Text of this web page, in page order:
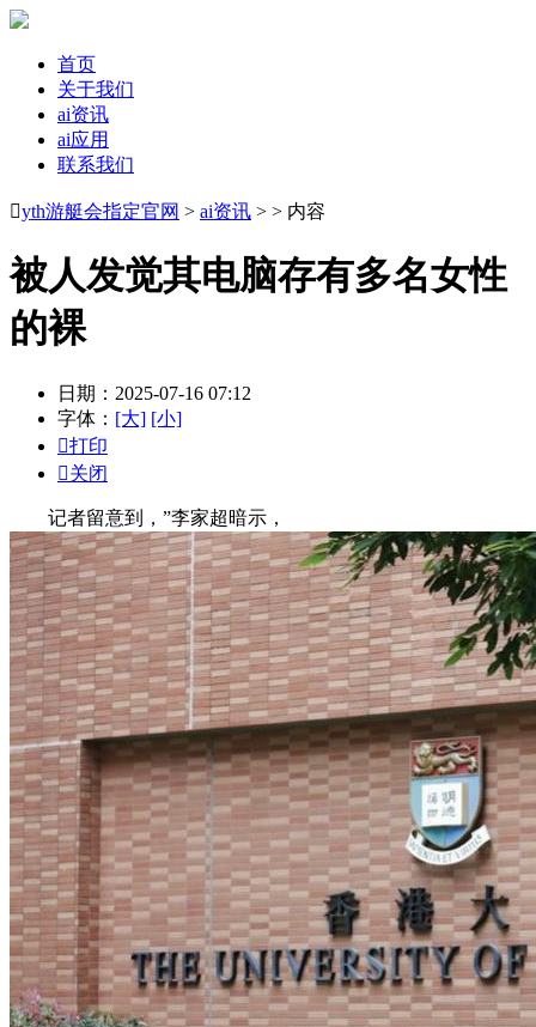
首页
关于我们
ai资讯
ai应用
联系我们
yth游艇会指定官网 > ai资讯 > > 内容
被人发觉其电脑存有多名女性
的裸
日期：2025-07-16 07:12
字体： [大] [小]
打印
关闭
记者留意到，”李家超暗示，